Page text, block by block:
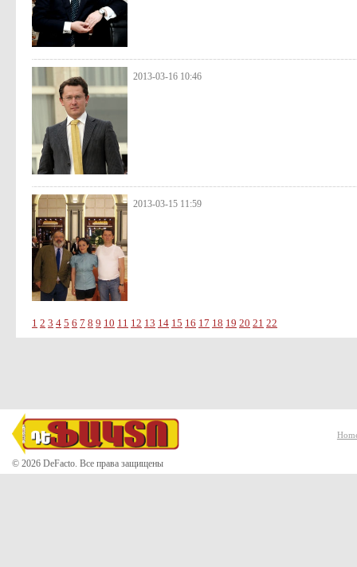
2013-03-16 10:46
2013-03-15 11:59
1 2 3 4 5 6 7 8 9 10 11 12 13 14 15 16 17 18 19 20 21 22
© 2026 DeFacto. Все права защищены